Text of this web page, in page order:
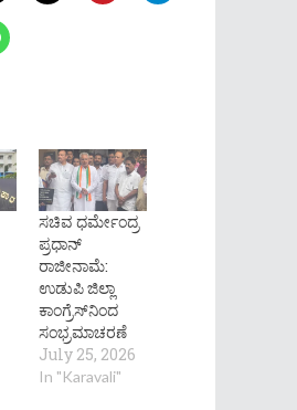
ಸಚಿವ ಧರ್ಮೇಂದ್ರ
ಪ್ರಧಾನ್
ರಾಜೀನಾಮೆ:
ಉಡುಪಿ ಜಿಲ್ಲಾ
ಕಾಂಗ್ರೆಸ್‌ನಿಂದ
ಸಂಭ್ರಮಾಚರಣೆ
July 25, 2026
In "Karavali"